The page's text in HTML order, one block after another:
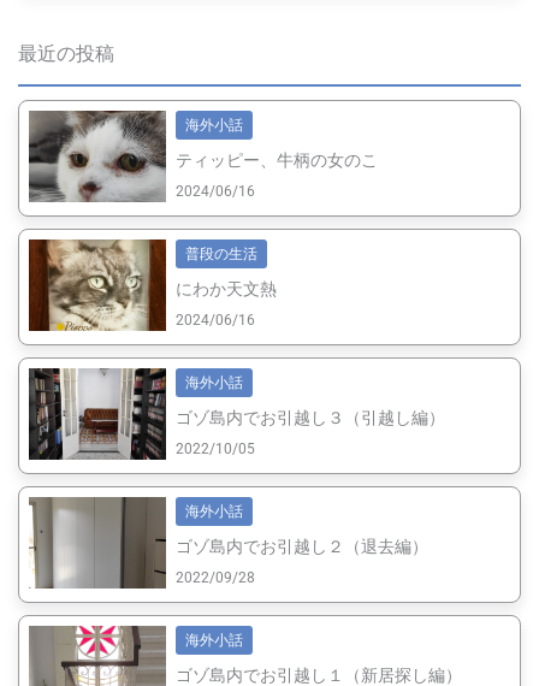
最近の投稿
海外小話
ティッピー、牛柄の女のこ
2024/06/16
普段の生活
にわか天文熱
2024/06/16
海外小話
ゴゾ島内でお引越し３（引越し編）
2022/10/05
海外小話
ゴゾ島内でお引越し２（退去編）
2022/09/28
海外小話
ゴゾ島内でお引越し１（新居探し編）